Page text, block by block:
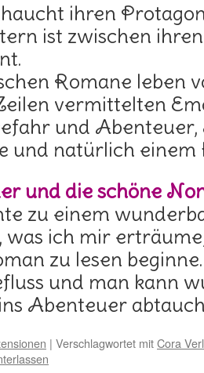
haucht ihren
ist zwischen
Romane leben
vermittelten
und
und natürlich einem
und die schöne
zu einem
was ich mir
zu lesen
und man kann
Abenteuer
| Verschlagwortet mitCora